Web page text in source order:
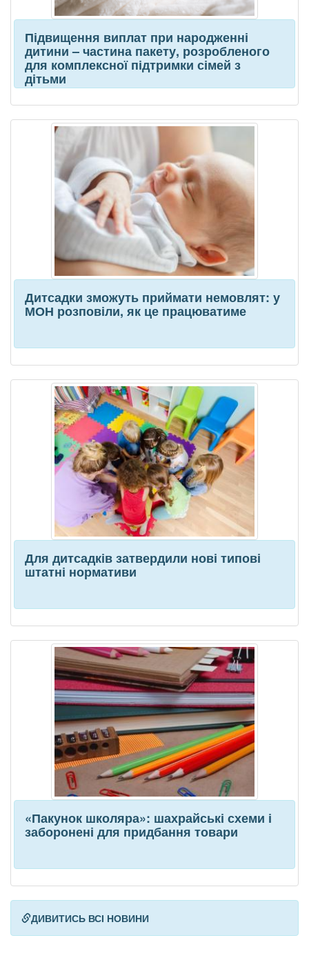
Підвищення виплат при народженні
дитини – частина пакету, розробленого
для комплексної підтримки сімей з
дітьми
Дитсадки зможуть приймати немовлят: у
МОН розповіли, як це працюватиме
Для дитсадків затвердили нові типові
штатні нормативи
«Пакунок школяра»: шахрайські схеми і
заборонені для придбання товари
ДИВИТИСЬ ВСІ НОВИНИ